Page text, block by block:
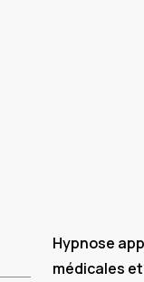
Hypnose
médicales